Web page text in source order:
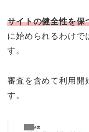
サイトの健全性を保
に始められるわけで
す。
審査を含めて利用開
す。